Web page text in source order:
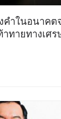
ำในอนาคต
ทายทางเศ